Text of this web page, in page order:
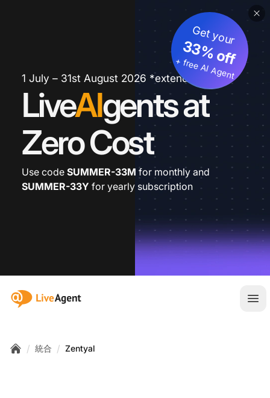
1 July – 31st August 2026 *extended
LiveAIgents at
Zero Cost
Get your
33% off
+ free AI Agent
Use code SUMMER-33M for monthly and
SUMMER-33Y for yearly subscription
:site.title
メ
/ 統合 / Zentyal